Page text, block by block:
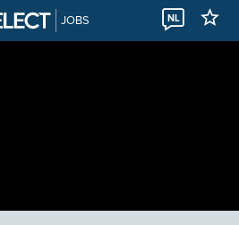
JOBS NL